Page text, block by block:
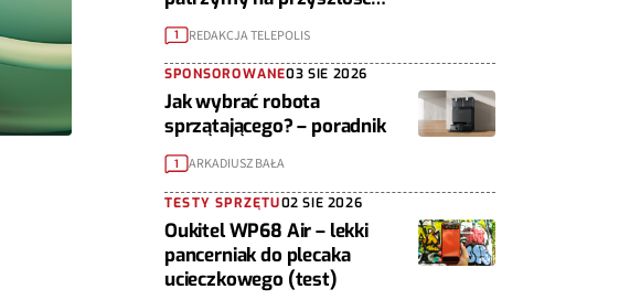
urządzeń mobilnych?
1 REDAKCJA TELEPOLIS
SPONSOROWANE03 SIE 2026
Jak wybrać robota
sprzątającego? – poradnik
1 ARKADIUSZ BAŁA
TESTY SPRZĘTU02 SIE 2026
Oukitel WP68 Air – lekki
pancerniak do plecaka
ucieczkowego (test)